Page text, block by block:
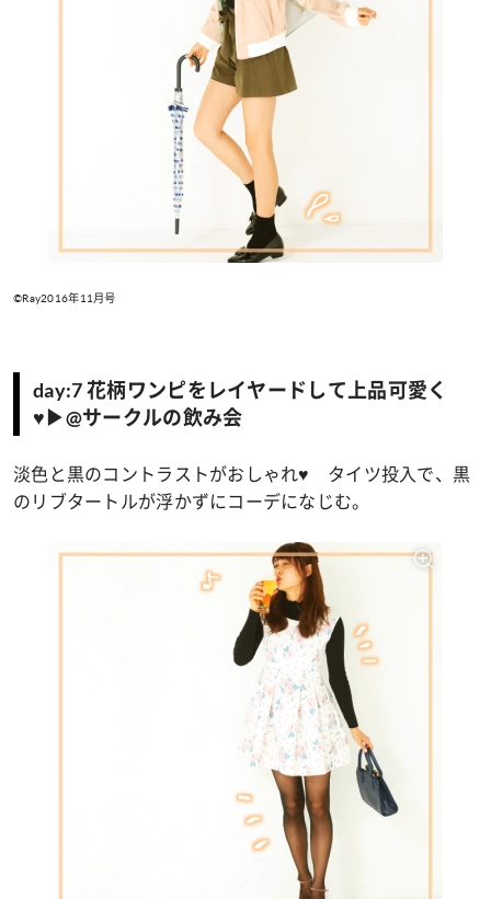
©Ray2016年11月号
day:7 花柄ワンピをレイヤードして上品可愛く
♥▶@サークルの飲み会
淡色と黒のコントラストがおしゃれ♥ タイツ投入で、黒
のリブタートルが浮かずにコーデになじむ。